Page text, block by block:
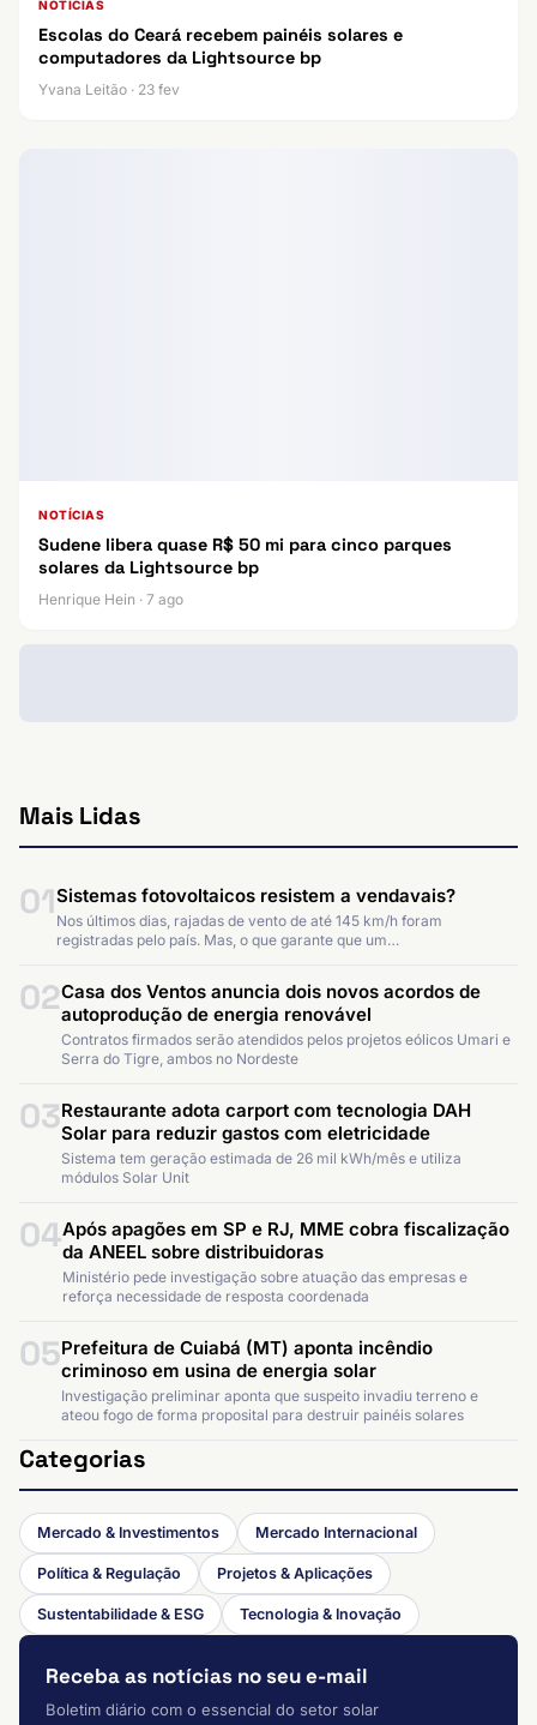
NOTÍCIAS
Escolas do Ceará recebem painéis solares e
computadores da Lightsource bp
Yvana Leitão · 23 fev
NOTÍCIAS
Sudene libera quase R$ 50 mi para cinco parques
solares da Lightsource bp
Henrique Hein · 7 ago
Mais Lidas
01Sistemas fotovoltaicos resistem a vendavais?
Nos últimos dias, rajadas de vento de até 145 km/h foram
registradas pelo país. Mas, o que garante que um…
02Casa dos Ventos anuncia dois novos acordos de
autoprodução de energia renovável
Contratos firmados serão atendidos pelos projetos eólicos Umari e
Serra do Tigre, ambos no Nordeste
03Restaurante adota carport com tecnologia DAH
Solar para reduzir gastos com eletricidade
Sistema tem geração estimada de 26 mil kWh/mês e utiliza
módulos Solar Unit
04Após apagões em SP e RJ, MME cobra fiscalização
da ANEEL sobre distribuidoras
Ministério pede investigação sobre atuação das empresas e
reforça necessidade de resposta coordenada
05Prefeitura de Cuiabá (MT) aponta incêndio
criminoso em usina de energia solar
Investigação preliminar aponta que suspeito invadiu terreno e
ateou fogo de forma proposital para destruir painéis solares
Categorias
Mercado & Investimentos Mercado Internacional
Política & Regulação Projetos & Aplicações
Sustentabilidade & ESG Tecnologia & Inovação
Receba as notícias no seu e-mail
Boletim diário com o essencial do setor solar